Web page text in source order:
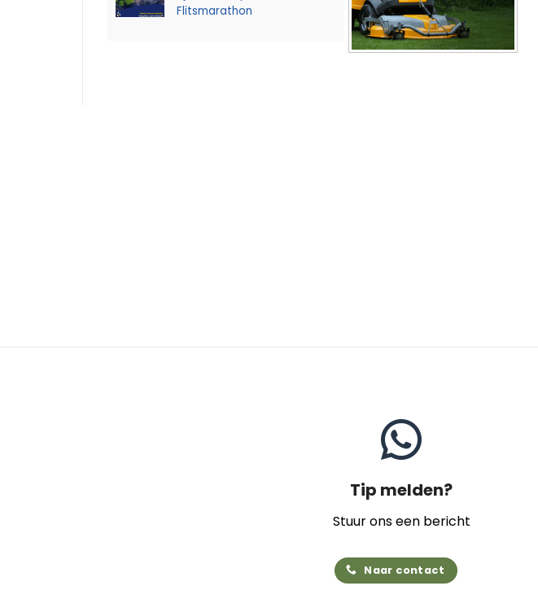
Flitsmarathon
Tip melden?
Stuur ons een bericht
Naar contact